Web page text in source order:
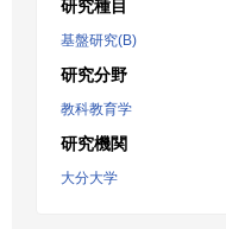
研究種目
基盤研究(B)
研究分野
教科教育学
研究機関
大分大学